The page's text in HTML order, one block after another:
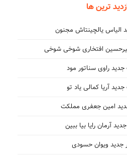
ترین ها
الیاس یالچینتاش مجنون
افتخاری شوخی شوخی
جدید راوی سناتور مود
آریا کمالی یاد تو
امین جعفری مملکت
آرمان رایا بیا ببین
جدید ویوان حسودی